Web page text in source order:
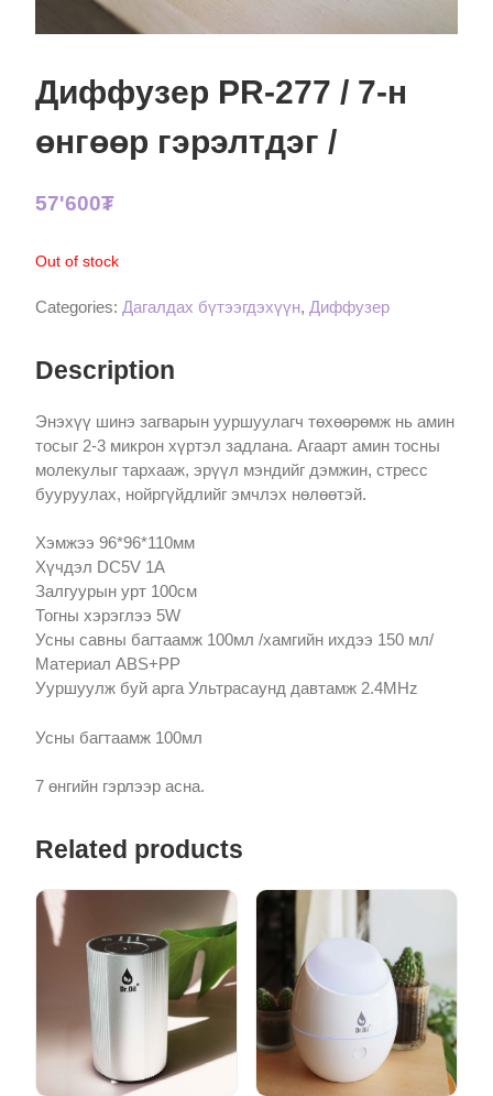
Диффузер PR-277 / 7-н
өнгөөр гэрэлтдэг /
57'600₮
Out of stock
Categories: Дагалдах бүтээгдэхүүн, Диффузер
Description
Энэхүү шинэ загварын ууршуулагч төхөөрөмж нь амин
тосыг 2-3 микрон хүртэл задлана. Агаарт амин тосны
молекулыг тархааж, эрүүл мэндийг дэмжин, стресс
бууруулах, нойргүйдлийг эмчлэх нөлөөтэй.
Хэмжээ 96*96*110мм
Хүчдэл DC5V 1A
Залгуурын урт 100см
Тогны хэрэглээ 5W
Усны савны багтаамж 100мл /хамгийн ихдээ 150 мл/
Материал ABS+PP
Ууршуулж буй арга Ультрасаунд давтамж 2.4MHz
Усны багтаамж 100мл
7 өнгийн гэрлээр асна.
Related products